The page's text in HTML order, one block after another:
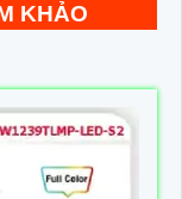
KHẢO